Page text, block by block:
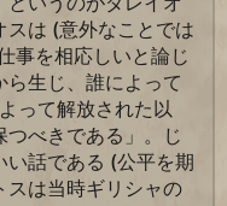
スは (意外なことでは
事を相応しいと論じ
生じ、誰によって
って解放された以
べきである」。じ
話である (公平を期
スは当時ギリシャの